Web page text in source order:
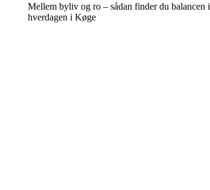
Mellem byliv og ro – sådan finder du balancen i
hverdagen i Køge